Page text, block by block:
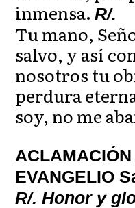
inmensa.R/.
Tu mano,
salvo, y así
nosotros tu
perdura
soy, no me
EVANGELIO
R/. Honor y